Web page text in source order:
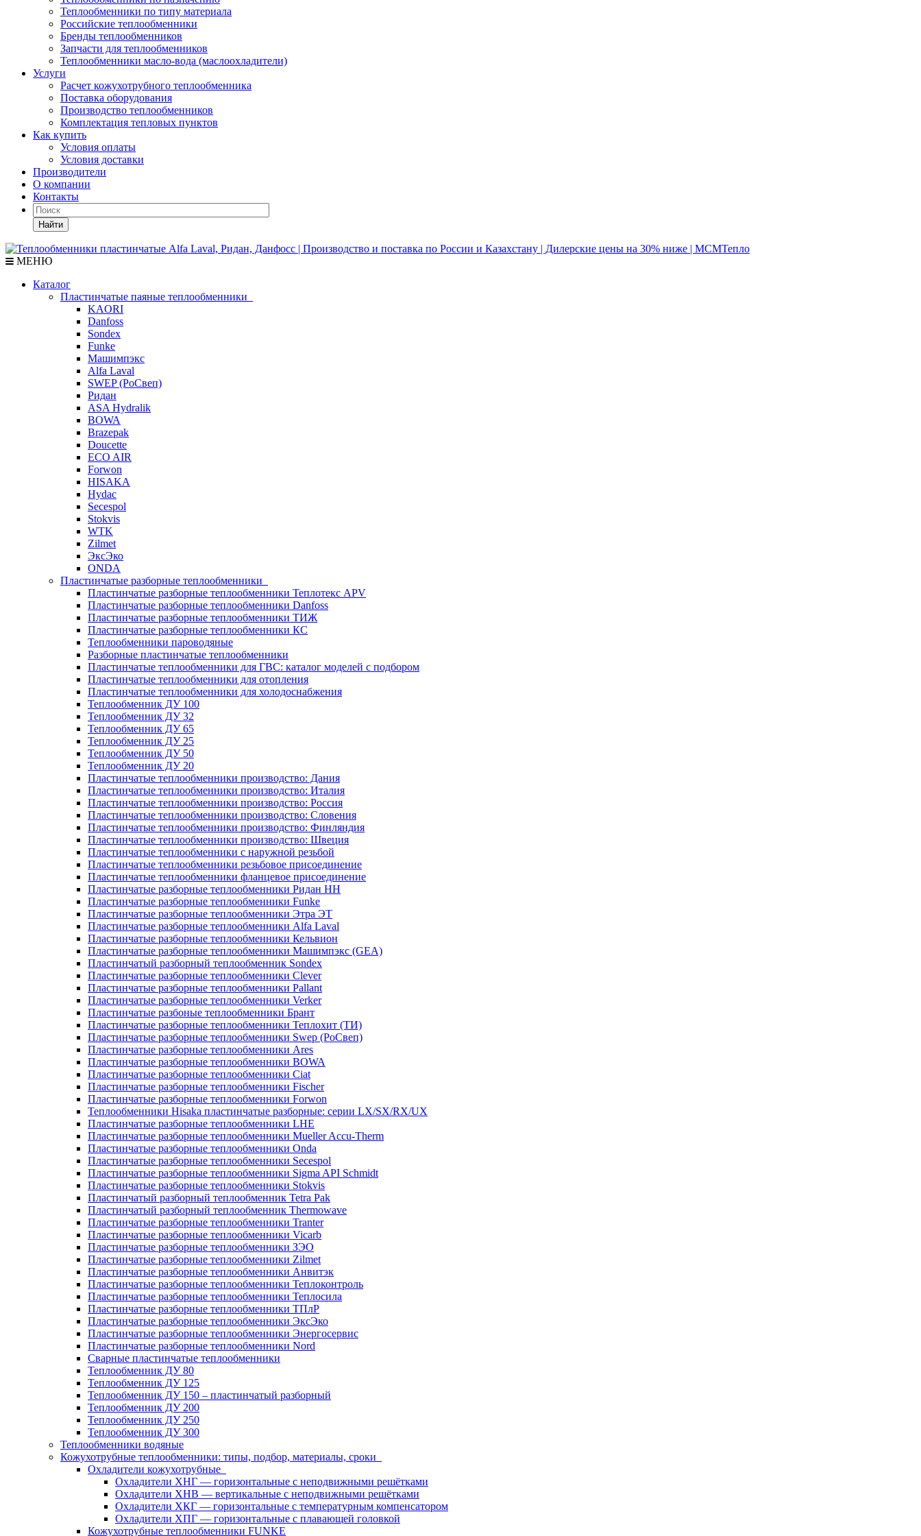
Теплообменники по типу материала
Российские теплообменники
Бренды теплообменников
Запчасти для теплообменников
Теплообменники масло-вода (маслоохладители)
Услуги
Расчет кожухотрубного теплообменника
Поставка оборудования
Производство теплообменников
Комплектация тепловых пунктов
Как купить
Условия оплаты
Условия доставки
Производители
О компании
Контакты
Найти
МЕНЮ
Каталог
Пластинчатые паяные теплообменники
KAORI
Danfoss
Sondex
Funke
Машимпэкс
Alfa Laval
SWEP (РоСвеп)
Ридан
ASA Hydralik
BOWA
Brazepak
Doucette
ECO AIR
Forwon
HISAKA
Hydac
Secespol
Stokvis
WTK
Zilmet
ЭксЭко
ONDA
Пластинчатые разборные теплообменники
Пластинчатые разборные теплообменники Теплотекс APV
Пластинчатые разборные теплообменники Danfoss
Пластинчатые разборные теплообменники ТИЖ
Пластинчатые разборные теплообменники КC
Теплообменники пароводяные
Разборные пластинчатые теплообменники
Пластинчатые теплообменники для ГВС: каталог моделей с подбором
Пластинчатые теплообменники для отопления
Пластинчатые теплообменники для холодоснабжения
Теплообменник ДУ 100
Теплообменник ДУ 32
Теплообменник ДУ 65
Теплообменник ДУ 25
Теплообменник ДУ 50
Теплообменник ДУ 20
Пластинчатые теплообменники производство: Дания
Пластинчатые теплообменники производство: Италия
Пластинчатые теплообменники производство: Россия
Пластинчатые теплообменники производство: Словения
Пластинчатые теплообменники производство: Финляндия
Пластинчатые теплообменники производство: Швеция
Пластинчатые теплообменники с наружной резьбой
Пластинчатые теплообменники резьбовое присоединение
Пластинчатые теплообменники фланцевое присоединение
Пластинчатые разборные теплообменники Ридан НН
Пластинчатые разборные теплообменники Funke
Пластинчатые разборные теплообменники Этра ЭТ
Пластинчатые разборные теплообменники Alfa Laval
Пластинчатые разборные теплообменники Кельвион
Пластинчатые разборные теплообменники Машимпэкс (GEA)
Пластинчатый разборный теплообменник Sondex
Пластинчатые разборные теплообменники Clever
Пластинчатые разборные теплообменники Pallant
Пластинчатые разборные теплообменники Verker
Пластинчатые разбоные теплообменники Брант
Пластинчатые разборные теплообменники Теплохит (ТИ)
Пластинчатые разборные теплообменники Swep (РоСвеп)
Пластинчатые разборные теплообменники Ares
Пластинчатые разборные теплообменники BOWA
Пластинчатые разборные теплообменники Ciat
Пластинчатые разборные теплообменники Fischer
Пластинчатые разборные теплообменники Forwon
Теплообменники Hisaka пластинчатые разборные: серии LX/SX/RX/UX
Пластинчатые разборные теплообменники LHE
Пластинчатые разборные теплообменники Mueller Accu-Therm
Пластинчатые разборные теплообменники Onda
Пластинчатые разборные теплообменники Secespol
Пластинчатые разборные теплообменники Sigma API Schmidt
Пластинчатые разборные теплообменники Stokvis
Пластинчатый разборный теплообменник Tetra Pak
Пластинчатый разборный теплообменник Thermowave
Пластинчатые разборные теплообменники Tranter
Пластинчатые разборные теплообменники Vicarb
Пластинчатые разборные теплообменники ЗЭО
Пластинчатые разборные теплообменники Zilmet
Пластинчатые разборные теплообменники Анвитэк
Пластинчатые разборные теплообменники Теплоконтроль
Пластинчатые разборные теплообменники Теплосила
Пластинчатые разборные теплообменники ТПлР
Пластинчатые разборные теплообменники ЭксЭко
Пластинчатые разборные теплообменники Энергосервис
Пластинчатые разборные теплообменники Nord
Сварные пластинчатые теплообменники
Теплообменник ДУ 80
Теплообменник ДУ 125
Теплообменник ДУ 150 – пластинчатый разборный
Теплообменник ДУ 200
Теплообменник ДУ 250
Теплообменник ДУ 300
Теплообменники водяные
Кожухотрубные теплообменники: типы, подбор, материалы, сроки
Охладители кожухотрубные
Охладители ХНГ — горизонтальные с неподвижными решётками
Охладители ХНВ — вертикальные с неподвижными решётками
Охладители ХКГ — горизонтальные с температурным компенсатором
Охладители ХПГ — горизонтальные с плавающей головкой
Кожухотрубные теплообменники FUNKE